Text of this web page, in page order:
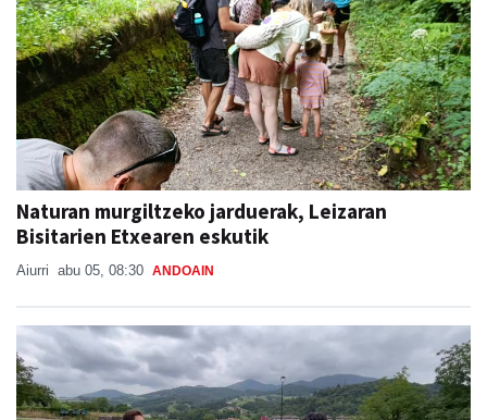
Naturan murgiltzeko jarduerak, Leizaran
Bisitarien Etxearen eskutik
Aiurri abu 05, 08:30 ANDOAIN